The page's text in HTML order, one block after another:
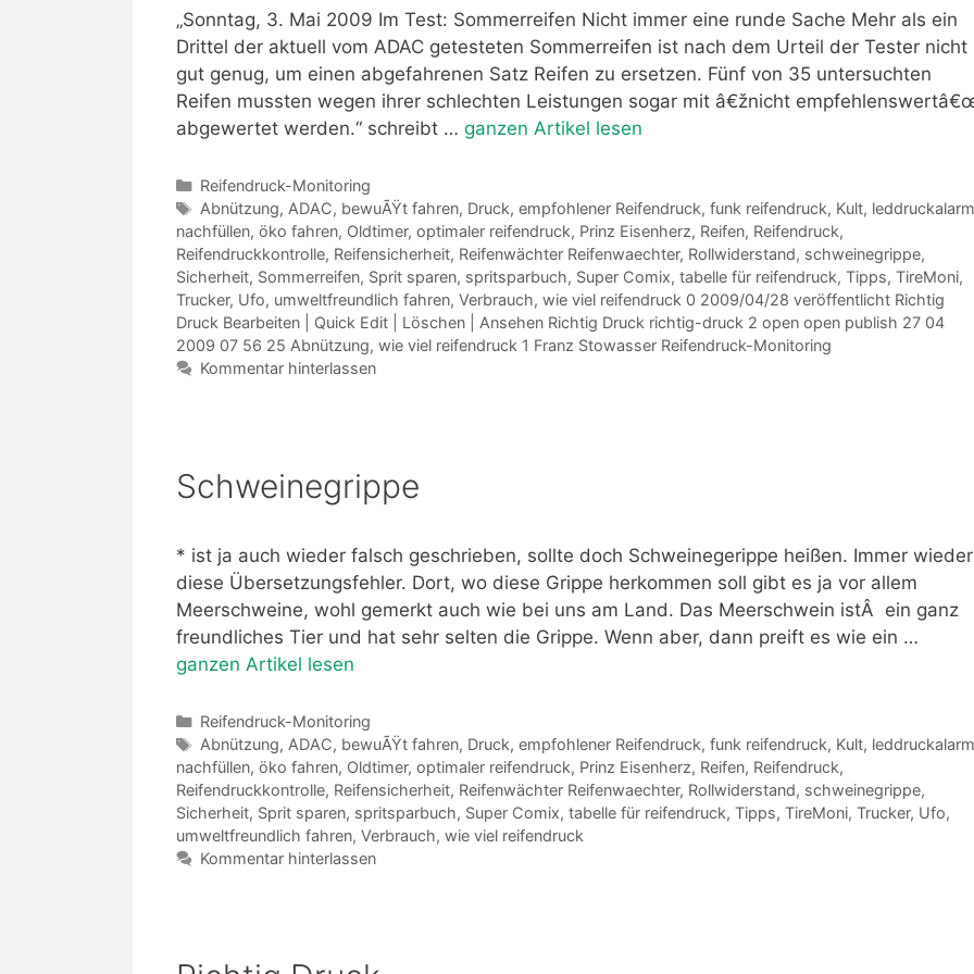
„Sonntag, 3. Mai 2009 Im Test: Sommerreifen Nicht immer eine runde Sache Mehr als ein
Drittel der aktuell vom ADAC getesteten Sommerreifen ist nach dem Urteil der Tester nicht
gut genug, um einen abgefahrenen Satz Reifen zu ersetzen. Fünf von 35 untersuchten
Reifen mussten wegen ihrer schlechten Leistungen sogar mit â€žnicht
abgewertet werden.“ schreibt … ganzen Artikel lesen
Kategorien
Reifendruck-Monitoring
Schlagwörter
Abnützung, ADAC, bewuÃŸt fahren, Druck, empfohlener Reifendruck, funk reifendruck, Kult, leddruckalarm
nachfüllen, öko fahren, Oldtimer, optimaler reifendruck, Prinz Eisenherz, Reifen, Reifendruck,
Reifendruckkontrolle, Reifensicherheit, Reifenwächter Reifenwaechter, Rollwiderstand, schweinegrippe,
Sicherheit, Sommerreifen, Sprit sparen, spritsparbuch, Super Comix, tabelle für reifendruck, Tipps, TireMoni,
Trucker, Ufo, umweltfreundlich fahren, Verbrauch, wie viel reifendruck 0 2009/04/28 veröffentlicht Richtig
Druck Bearbeiten | Quick Edit | Löschen | Ansehen Richtig Druck richtig-druck 2 open open publish 27 04
2009 07 56 25 Abnützung, wie viel reifendruck 1 Franz Stowasser Reifendruck-Monitoring
Kommentar hinterlassen
Schweinegrippe
* ist ja auch wieder falsch geschrieben, sollte doch Schweinegerippe heißen. Immer wieder
diese Übersetzungsfehler. Dort, wo diese Grippe herkommen soll gibt es ja vor allem
Meerschweine, wohl gemerkt auch wie bei uns am Land. Das Meerschwein istÂ ein ganz
freundliches Tier und hat sehr selten die Grippe. Wenn aber, dann preift es wie ein …
ganzen Artikel lesen
Kategorien
Reifendruck-Monitoring
Schlagwörter
Abnützung, ADAC, bewuÃŸt fahren, Druck, empfohlener Reifendruck, funk reifendruck, Kult, leddruckalarm
nachfüllen, öko fahren, Oldtimer, optimaler reifendruck, Prinz Eisenherz, Reifen, Reifendruck,
Reifendruckkontrolle, Reifensicherheit, Reifenwächter Reifenwaechter, Rollwiderstand, schweinegrippe,
Sicherheit, Sprit sparen, spritsparbuch, Super Comix, tabelle für reifendruck, Tipps, TireMoni, Trucker, Ufo,
umweltfreundlich fahren, Verbrauch, wie viel reifendruck
Kommentar hinterlassen